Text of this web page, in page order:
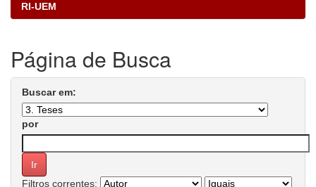
RI-UEM
Página de Busca
Buscar em:
por
Filtros correntes: